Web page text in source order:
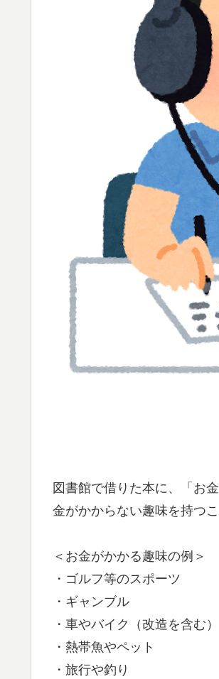
図書館で借りた本に、「お
金がかからない趣味を持つ
＜お金がかかる趣味の例＞
・ゴルフ等のスポーツ
・ギャンブル
・車やバイク（改造を含む）
・熱帯魚やペット
・旅行や釣り